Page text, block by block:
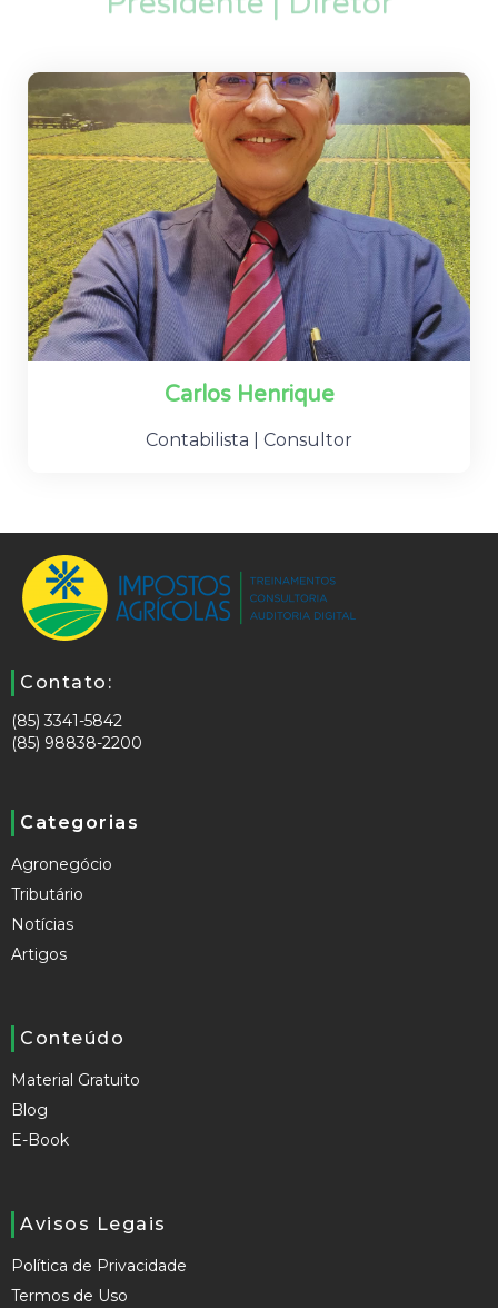
Carlos Henrique
Contabilista | Consultor
Contato:
(85) 3341-5842
(85) 98838-2200
Categorias
Agronegócio
Tributário
Notícias
Artigos
Conteúdo
Material Gratuito
Blog
E-Book
Avisos Legais
Política de Privacidade
Termos de Uso